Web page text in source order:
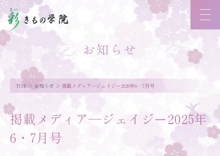
お知らせ
TOP お知らせ 掲載メディア―ジェイジー2025年6・7月号
掲載メディア―ジェイジー2025年
6・7月号